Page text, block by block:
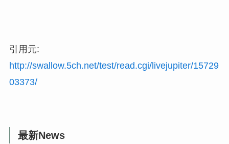
引用元:
http://swallow.5ch.net/test/read.cgi/livejupiter/15729
03373/
最新News